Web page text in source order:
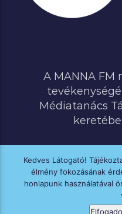
A MANNA FM
Médiatanács
MINDEN JOG
Kedves Látogató!
élmény fokozásának
honlapunk használatával